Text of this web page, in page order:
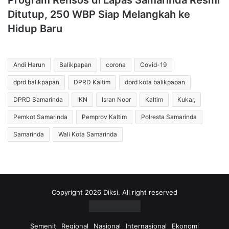
Ditutup, 250 WBP Siap Melangkah ke
Hidup Baru
Andi Harun Balikpapan corona Covid-19
dprd balikpapan DPRD Kaltim dprd kota balikpapan
DPRD Samarinda IKN Isran Noor Kaltim Kukar,
Pemkot Samarinda Pemprov Kaltim Polresta Samarinda
Samarinda Wali Kota Samarinda
Copyright 2026 Diksi. All right reserved
Semenit Regional Nasional Internasional Ekonomi